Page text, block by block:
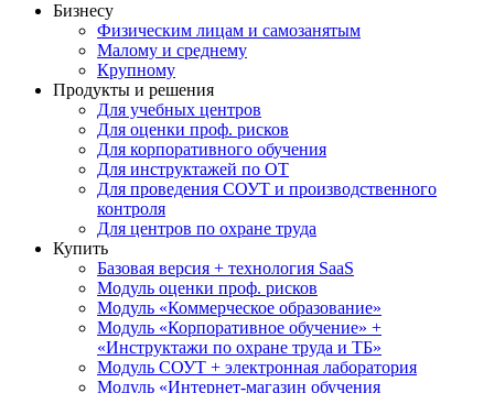
Бизнесу
Физическим лицам и самозанятым
Малому и среднему
Крупному
Продукты и решения
Для учебных центров
Для оценки проф. рисков
Для корпоративного обучения
Для инструктажей по ОТ
Для проведения СОУТ и производственного
контроля
Для центров по охране труда
Купить
Базовая версия + технология SaaS
Модуль оценки проф. рисков
Модуль «Коммерческое образование»
Модуль «Корпоративное обучение» +
«Инструктажи по охране труда и ТБ»
Модуль СОУТ + электронная лаборатория
Модуль «Интернет-магазин обучения